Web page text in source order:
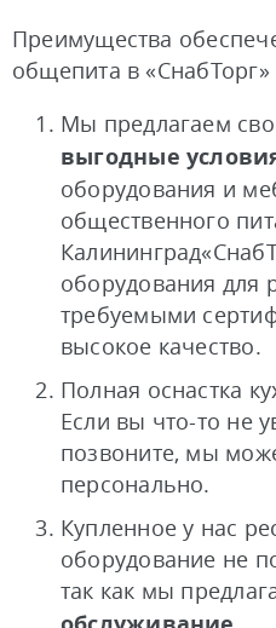
Преимущества
общепита в «СнабТорг»
Мы предлагаем
выгодные
оборудования и
общественного
оборудования для
требуемыми
высокое качество.
Полная оснастка
Если вы что-то не
позвоните, мы
персонально.
Купленное у нас
оборудование не
так как мы